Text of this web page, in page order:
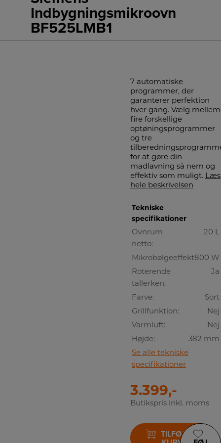
Indbygningsmikroovn
BF525LMB1
7 automatiske
programmer, der
garanterer perfektion
hver gang. Vælg mellem
fire forskellige
optøningsprogrammer
og tre
for at gøre din
madlavning så nem og
effektiv som muligt. Læs
hele beskrivelsen
Tekniske
specifikationer
Ovnrum
netto:
20 L
Mikrobølgeeffekt:800 W
Roterende
tallerken:
Ja
Farve:
Sort
Grillfunktion:
Nej
Varmluft:
Nej
Højde:
382 mm
Se alle tekniske
specifikationer
3.399,-
Butikspris inkl. moms
TILFØJ TIL